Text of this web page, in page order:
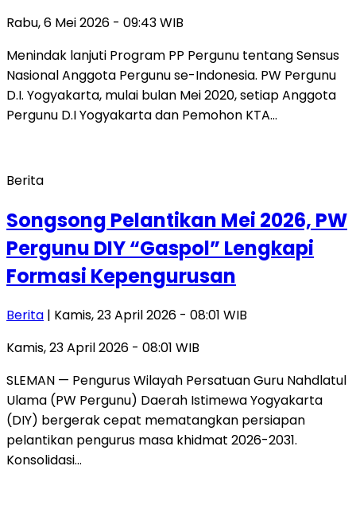
Rabu, 6 Mei 2026 - 09:43 WIB
Menindak lanjuti Program PP Pergunu tentang Sensus
Nasional Anggota Pergunu se-Indonesia. PW Pergunu
D.I. Yogyakarta, mulai bulan Mei 2020, setiap Anggota
Pergunu D.I Yogyakarta dan Pemohon KTA…
Berita
Songsong Pelantikan Mei 2026, PW
Pergunu DIY “Gaspol” Lengkapi
Formasi Kepengurusan
Berita | Kamis, 23 April 2026 - 08:01 WIB
Kamis, 23 April 2026 - 08:01 WIB
SLEMAN — Pengurus Wilayah Persatuan Guru Nahdlatul
Ulama (PW Pergunu) Daerah Istimewa Yogyakarta
(DIY) bergerak cepat mematangkan persiapan
pelantikan pengurus masa khidmat 2026-2031.
Konsolidasi…